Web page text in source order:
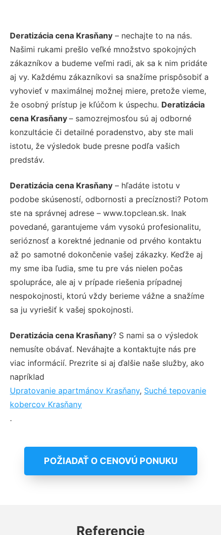
Deratizácia cena Krasňany – nechajte to na nás.
Našimi rukami prešlo veľké množstvo spokojných
zákazníkov a budeme veľmi radi, ak sa k nim pridáte
aj vy. Každému zákazníkovi sa snažíme prispôsobiť a
vyhovieť v maximálnej možnej miere, pretože vieme,
že osobný prístup je kľúčom k úspechu. Deratizácia
cena Krasňany – samozrejmosťou sú aj odborné
konzultácie či detailné poradenstvo, aby ste mali
istotu, že výsledok bude presne podľa vašich
predstáv.
Deratizácia cena Krasňany – hľadáte istotu v
podobe skúseností, odbornosti a precíznosti? Potom
ste na správnej adrese – www.topclean.sk. Inak
povedané, garantujeme vám vysokú profesionalitu,
serióznosť a korektné jednanie od prvého kontaktu
až po samotné dokončenie vašej zákazky. Keďže aj
my sme iba ľudia, sme tu pre vás nielen počas
spolupráce, ale aj v prípade riešenia prípadnej
nespokojnosti, ktorú vždy berieme vážne a snažíme
sa ju vyriešiť k vašej spokojnosti.
Deratizácia cena Krasňany? S nami sa o výsledok
nemusíte obávať. Neváhajte a kontaktujte nás pre
viac informácií. Prezrite si aj ďalšie naše služby, ako
napríklad
Upratovanie apartmánov Krasňany, Suché tepovanie
kobercov Krasňany
.
POŽIADAŤ O CENOVÚ PONUKU
Referencie